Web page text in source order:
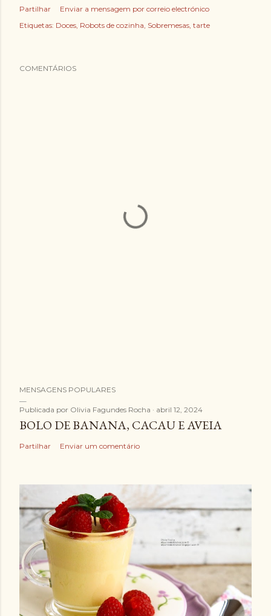
Partilhar
Enviar a mensagem por correio electrónico
Etiquetas: Doces Robots de cozinha Sobremesas tarte
COMENTÁRIOS
MENSAGENS POPULARES
Publicada por Olivia Fagundes Rocha abril 12, 2024
BOLO DE BANANA, CACAU E AVEIA
Partilhar Enviar um comentário